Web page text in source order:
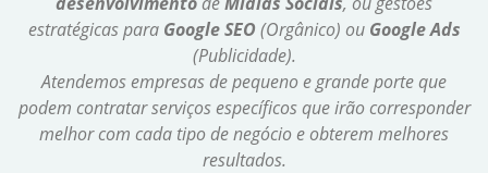
estratégicas para Google SEO (Orgânico) ou Google Ads
(Publicidade).
Atendemos empresas de pequeno e grande porte que
podem contratar serviços específicos que irão corresponder
melhor com cada tipo de negócio e obterem melhores
resultados.